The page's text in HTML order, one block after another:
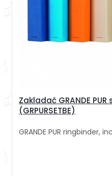
Zakladač GRANDE
(GRPURSETBE)
GRANDE PUR ringbinder,